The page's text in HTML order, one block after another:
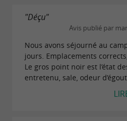
"Déçu"
Avis publié par
Nous avons séjourné au
jours. Emplacements
Le gros point noir est l’état
entretenu, sale, odeur